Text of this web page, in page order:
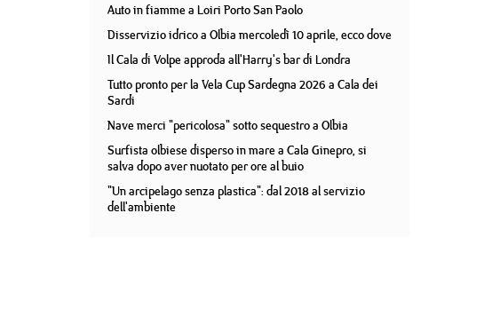
Auto in fiamme a Loiri Porto San Paolo
Disservizio idrico a Olbia mercoledì 10 aprile, ecco dove
Il Cala di Volpe approda all'Harry's bar di Londra
Tutto pronto per la Vela Cup Sardegna 2026 a Cala dei
Sardi
Nave merci "pericolosa" sotto sequestro a Olbia
Surfista olbiese disperso in mare a Cala Ginepro, si
salva dopo aver nuotato per ore al buio
"Un arcipelago senza plastica": dal 2018 al servizio
dell'ambiente